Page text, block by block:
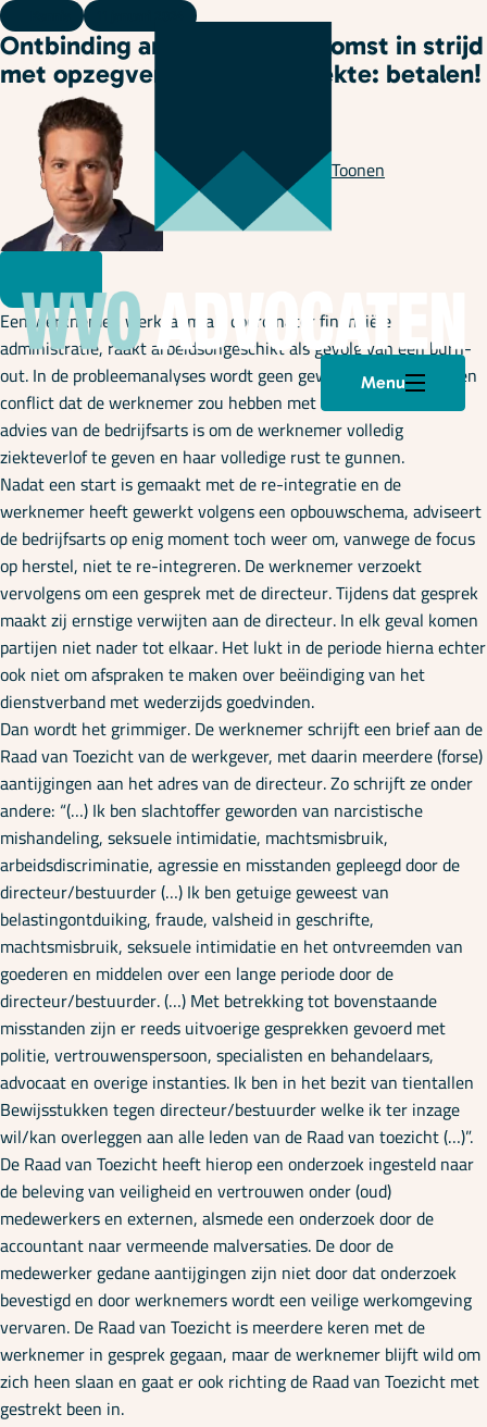
Menu
Onze specialisaties
Kennisbank
Cursussen
Podcasts
Over ons
Plan een afspraak
Ontbinding arbeidsovereenkomst in strijd
met opzegverbod tijdens ziekte: betalen!
Geschreven door Leon Toonen
Een werknemer, werkzaam als coördinator financiële
administratie, raakt arbeidsongeschikt als gevolg van een burn-
out. In de probleemanalyses wordt geen gewag gemaakt van een
conflict dat de werknemer zou hebben met de directeur. Het
advies van de bedrijfsarts is om de werknemer volledig
ziekteverlof te geven en haar volledige rust te gunnen.
Nadat een start is gemaakt met de re-integratie en de
werknemer heeft gewerkt volgens een opbouwschema, adviseert
de bedrijfsarts op enig moment toch weer om, vanwege de focus
op herstel, niet te re-integreren. De werknemer verzoekt
vervolgens om een gesprek met de directeur. Tijdens dat gesprek
maakt zij ernstige verwijten aan de directeur. In elk geval komen
partijen niet nader tot elkaar. Het lukt in de periode hierna echter
ook niet om afspraken te maken over beëindiging van het
dienstverband met wederzijds goedvinden.
Dan wordt het grimmiger. De werknemer schrijft een brief aan de
Raad van Toezicht van de werkgever, met daarin meerdere (forse)
aantijgingen aan het adres van de directeur. Zo schrijft ze onder
andere: “(…) Ik ben slachtoffer geworden van narcistische
mishandeling, seksuele intimidatie, machtsmisbruik,
arbeidsdiscriminatie, agressie en misstanden gepleegd door de
directeur/bestuurder (…) Ik ben getuige geweest van
belastingontduiking, fraude, valsheid in geschrifte,
machtsmisbruik, seksuele intimidatie en het ontvreemden van
goederen en middelen over een lange periode door de
directeur/bestuurder. (…) Met betrekking tot bovenstaande
misstanden zijn er reeds uitvoerige gesprekken gevoerd met
politie, vertrouwenspersoon, specialisten en behandelaars,
advocaat en overige instanties. Ik ben in het bezit van tientallen
Bewijsstukken tegen directeur/bestuurder welke ik ter inzage
wil/kan overleggen aan alle leden van de Raad van toezicht (…)”.
De Raad van Toezicht heeft hierop een onderzoek ingesteld naar
de beleving van veiligheid en vertrouwen onder (oud)
medewerkers en externen, alsmede een onderzoek door de
accountant naar vermeende malversaties. De door de
medewerker gedane aantijgingen zijn niet door dat onderzoek
bevestigd en door werknemers wordt een veilige werkomgeving
vervaren. De Raad van Toezicht is meerdere keren met de
werknemer in gesprek gegaan, maar de werknemer blijft wild om
zich heen slaan en gaat er ook richting de Raad van Toezicht met
gestrekt been in.